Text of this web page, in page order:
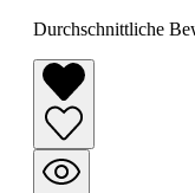
Durchschnittliche